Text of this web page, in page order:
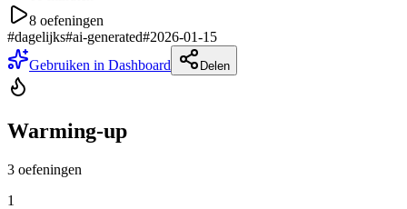
8 oefeningen
#dagelijks#ai-generated#2026-01-15
Gebruiken in Dashboard
Delen
Warming-up
3 oefeningen
1